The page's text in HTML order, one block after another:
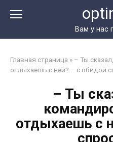
Вам у нас
Главная страница » – Ты
отдыхаешь с ней? – с обидой
– Ты
отдыхаешь с